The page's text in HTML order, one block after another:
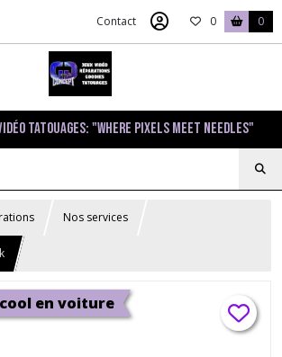
Contact 0 0
Tatouages: "Where pixels meet needles"
Nos services
en voiture